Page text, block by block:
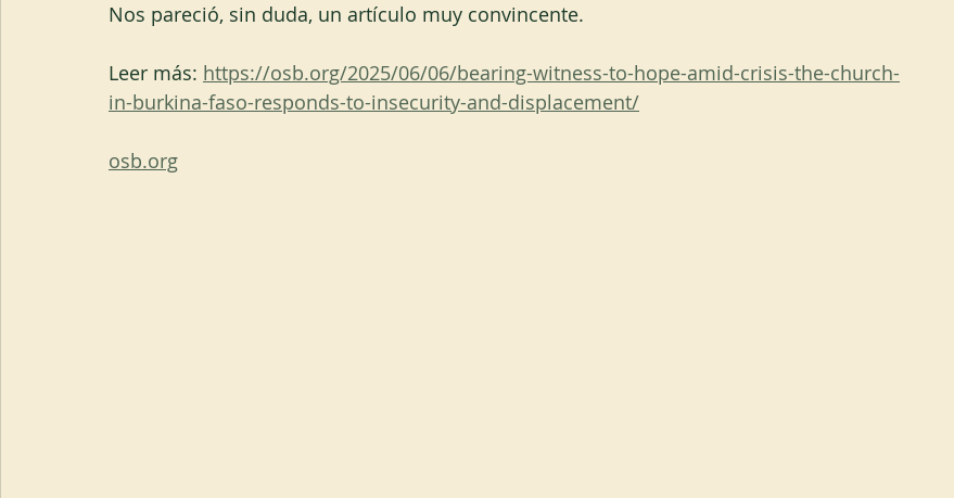
Nos pareció, sin duda, un artículo muy convincente.
Leer más: https://osb.org/2025/06/06/bearing-witness-to-hope-amid-crisis-the-church-
in-burkina-faso-responds-to-insecurity-and-displacement/
osb.org